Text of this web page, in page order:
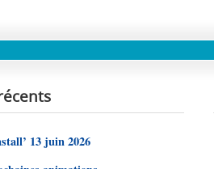
13 juin 2026